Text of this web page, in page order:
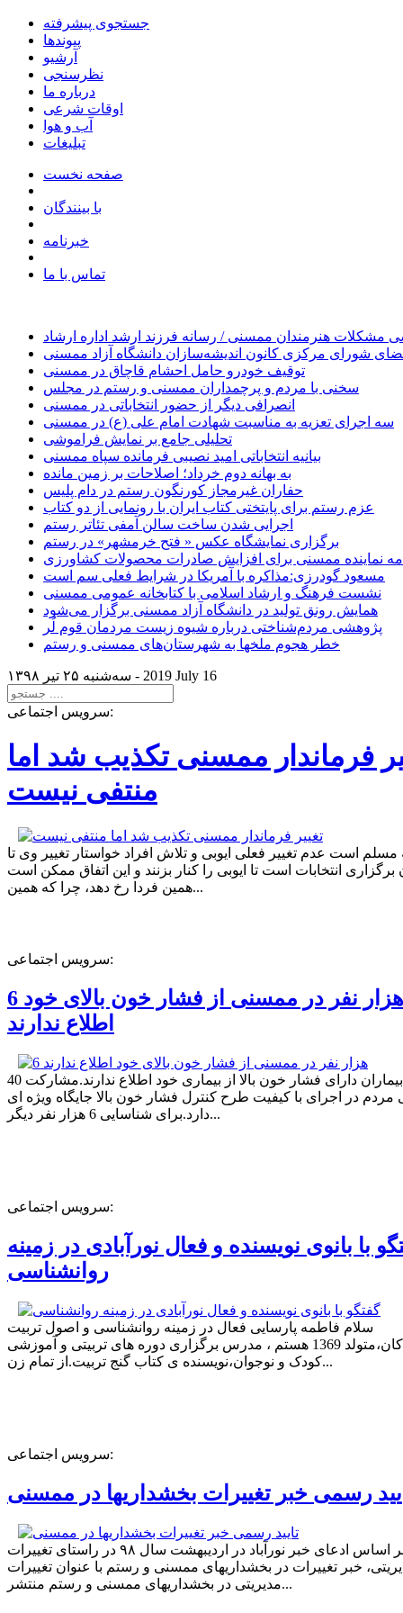
جستجوی پیشرفته
پیوندها
آرشیو
نظرسنجی
درباره ما
اوقات شرعی
آب و هوا
تبلیغات
صفحه نخست
با بینندگان
خبرنامه
تماس با ما
مشکلات هنرمندان ممسنی / رسانه فرزند ارشد اداره ارشاد
شورای مرکزی کانون اندیشه‌سازان دانشگاه آزاد ممسنی
توقیف خودرو حامل احشام قاچاق در ممسنی
سخنی با مردم و پرچمداران ممسنی و رستم در مجلس
انصرافی دیگر از حضور انتخاباتی در ممسنی
سه اجرای تعزیه به مناسبت شهادت امام علی (ع) در ممسنی
تحلیلی جامع بر نمایش فراموشی
بیانیه انتخاباتی امید نصیبی فرمانده سپاه ممسنی
به بهانه دوم خرداد؛ اصلاحات بر زمین مانده
حفاران غیرمجاز کورنگون رستم در دام پلیس
عزم رستم برای پایتختی کتاب ایران با رونمایی از دو کتاب
اجرایی شدن ساخت سالن آمفی تئاتر رستم
برگزاری نمایشگاه عکس « فتح خرمشهر» در رستم
نماینده ممسنی برای افزایش صادرات محصولات کشاورزی
مسعود گودرزی:مذاکره با آمریکا در شرایط فعلی سم است
نشست فرهنگ و ارشاد اسلامی با کتابخانه عمومی ممسنی
همایش رونق تولید در دانشگاه آزاد ممسنی برگزار می‌شود
پژوهشی مردم‌شناختی درباره شیوه زیست مردمان قوم لُر
خطر هجوم ملخها به شهرستان‌های ممسنی و رستم
سه‌شنبه ۲۵ تير ۱۳۹۸ - 2019 July 16
سرویس اجتماعی:
فرماندار ممسنی تکذیب شد اما
منتفی نیست
مسلم است عدم تغییر فعلی ایوبی و تلاش افراد خواستار تغییر وی تا
برگزاری انتخابات است تا ایوبی را کنار بزنند و این اتفاق ممکن است
همین فردا رخ دهد، چرا که همین...
سرویس اجتماعی:
6 هزار نفر در ممسنی از فشار خون بالای خود
اطلاع ندارند
40 درصد بیماران دارای فشار خون بالا از بیماری خود اطلاع ندارند.مشارکت
در اجرای با کیفیت طرح کنترل فشار خون بالا جایگاه ویژه ای
دارد.برای شناسایی 6 هزار نفر دیگر...
سرویس اجتماعی:
با بانوی نویسنده و فعال نورآبادی در زمینه
روانشناسی
سلام فاطمه پارسایی فعال در زمینه روانشناسی و اصول تربیت
کودکان،متولد 1369 هستم ، مدرس برگزاری دوره های تربیتی و آموزشی
کودک و نوجوان،نویسنده ی کتاب گنج تربیت.از تمام زن...
سرویس اجتماعی:
رسمی خبر تغییرات بخشداریها در ممسنی
بر اساس ادعای خبر نورآباد در اردیبهشت سال ۹۸ در راستای تغییرات
خبر تغییرات در بخشداریهای ممسنی و رستم با عنوان تغییرات
مدیریتی در بخشداریهای ممسنی و رستم منتشر...